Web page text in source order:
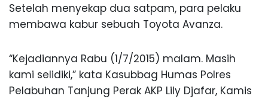
Setelah menyekap dua satpam, para pelaku
membawa kabur sebuah Toyota Avanza.
“Kejadiannya Rabu (1/7/2015) malam. Masih
kami selidiki,” kata Kasubbag Humas Polres
Pelabuhan Tanjung Perak AKP Lily Djafar, Kamis